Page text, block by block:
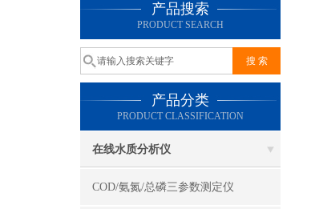
产品搜索
PRODUCT SEARCH
产品分类
PRODUCT CLASSIFICATION
在线水质分析仪
COD/氨氮/总磷三参数测定仪